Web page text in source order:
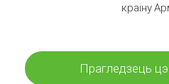
краіну
Прагледзець